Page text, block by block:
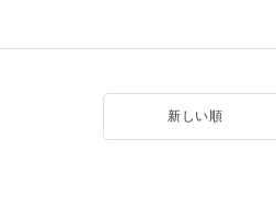
新しい順